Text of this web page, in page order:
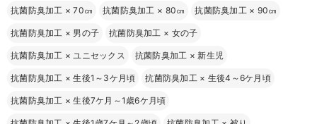
抗菌防臭加工 ×70㎝ 抗菌防臭加工 × 80㎝ 抗菌防臭加工 × 90㎝
抗菌防臭加工 × 男の子 抗菌防臭加工 × 女の子
抗菌防臭加工 ×ユニセックス 抗菌防臭加工 ×新生児
抗菌防臭加工 ×生後1～3ケ月頃 抗菌防臭加工 × 生後4～6ケ月頃
抗菌防臭加工 ×生後7ケ月～1歳6ケ月頃